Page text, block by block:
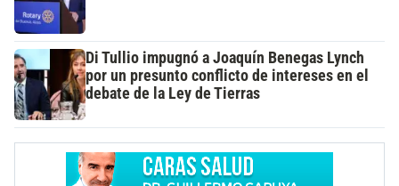
Di Tullio impugnó a Joaquín Benegas Lynch
por un presunto conflicto de intereses en el
debate de la Ley de Tierras